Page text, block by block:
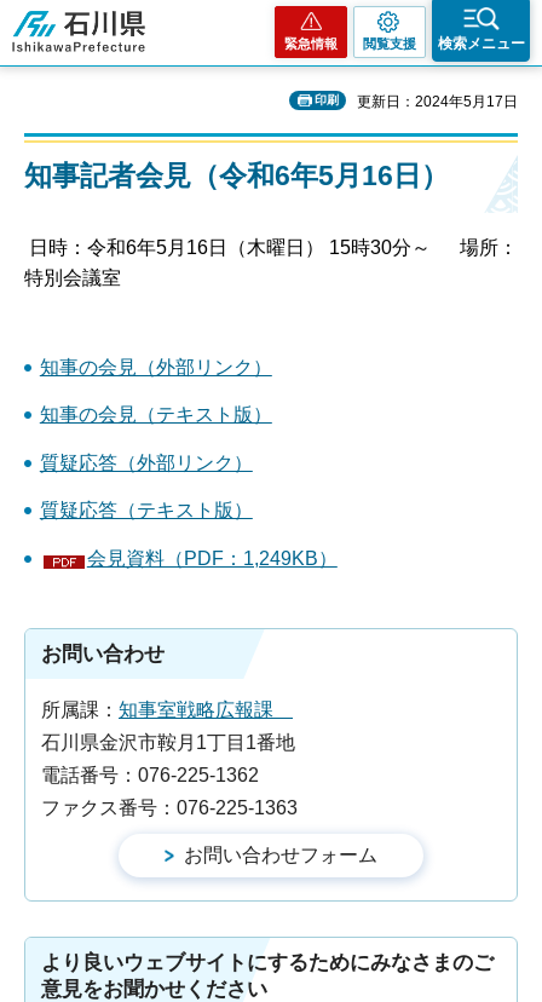
石川県
緊急情報 閲覧支援 検索メニュー
印刷 更新日：2024年5月17日
知事記者会見（令和6年5月16日）
日時：令和6年5月16日（木曜日） 15時30分～ 場所：
特別会議室
知事の会見（外部リンク）
知事の会見（テキスト版）
質疑応答（外部リンク）
質疑応答（テキスト版）
会見資料（PDF：1,249KB）
お問い合わせ
所属課： 知事室戦略広報課
石川県金沢市鞍月1丁目1番地
電話番号：076-225-1362
ファクス番号：076-225-1363
より良いウェブサイトにするためにみなさまのご
意見をお聞かせください